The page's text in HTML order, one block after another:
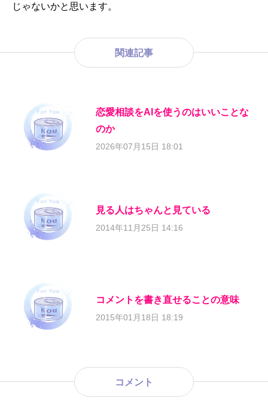
じゃないかと思います。
関連記事
恋愛相談をAIを使うのはいいことな
のか
2026年07月15日 18:01
見る人はちゃんと見ている
2014年11月25日 14:16
コメントを書き直せることの意味
2015年01月18日 18:19
コメント